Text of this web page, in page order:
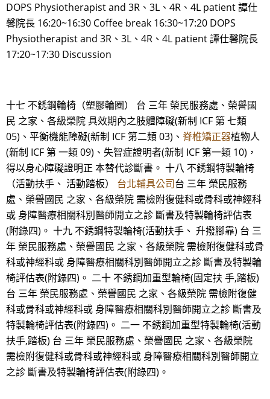
DOPS Physiotherapist and 3R、3L、4R、4L patient 譚仕
馨院長 16:20~16:30 Coffee break 16:30~17:20 DOPS
Physiotherapist and 3R、3L、4R、4L patient 譚仕馨院長
17:20~17:30 Discussion
十七 不銹鋼輪椅（塑膠輪圈） 台 三年 榮民服務處、榮譽國
民 之家、各級榮院 具效期內之肢體障礙(新制 ICF 第 七類
05)、平衡機能障礙(新制 ICF 第二類 03)、 脊椎矯正器植物人
(新制 ICF 第 一類 09)、失智症證明者(新制 ICF 第一類 10)，
得以身心障礙證明正 本替代診斷書。 十八 不銹鋼特製輪椅
（活動扶手、 活動踏板） 台北輔具公司台 三年 榮民服務
處、榮譽國民 之家、各級榮院 需檢附復健科或骨科或神經科
或 身障醫療相關科別醫師開立之診 斷書及特製輪椅評估表
(附錄四)。 十九 不銹鋼特製輪椅(活動扶手、 升撥腳靠) 台 三
年 榮民服務處、榮譽國民 之家、各級榮院 需檢附復健科或骨
科或神經科或 身障醫療相關科別醫師開立之診 斷書及特製輪
椅評估表(附錄四)。 二十 不銹鋼加重型輪椅(固定扶 手,踏板)
台 三年 榮民服務處、榮譽國民 之家、各級榮院 需檢附復健
科或骨科或神經科或 身障醫療相關科別醫師開立之診 斷書及
特製輪椅評估表(附錄四)。 二一 不銹鋼加重型特製輪椅(活動
扶手,踏板) 台 三年 榮民服務處、榮譽國民 之家、各級榮院
需檢附復健科或骨科或神經科或 身障醫療相關科別醫師開立
之診 斷書及特製輪椅評估表(附錄四)。